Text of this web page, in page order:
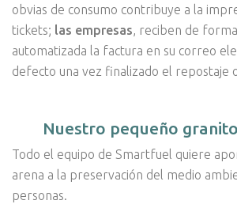
obvias de consumo contribuye a la
tickets; las empresas, reciben de
automatizada la factura en su correo
defecto una vez finalizado el repostaje
Nuestro pequeño
Todo el equipo de Smartfuel quiere
arena a la preservación del medio
personas.